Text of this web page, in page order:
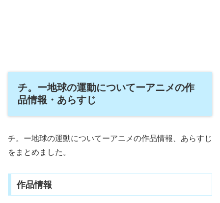
チ。ー地球の運動についてーアニメの作
品情報・あらすじ
チ。ー地球の運動についてーアニメの作品情報、あらすじ
をまとめました。
作品情報